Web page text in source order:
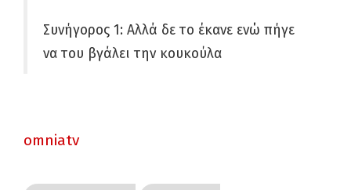
Συνήγορος 1: Αλλά δε το έκανε ενώ πήγε
να του βγάλει την κουκούλα
omniatv